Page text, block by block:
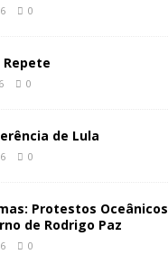
0
0
de Lula
0
Protestos Oceânicos
de Rodrigo Paz
0